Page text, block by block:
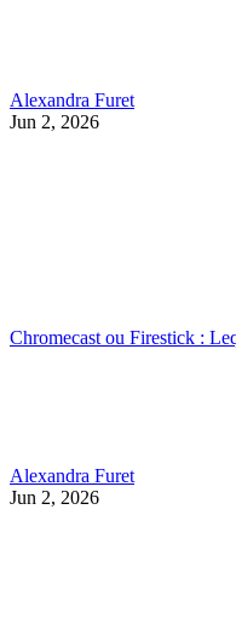
Alexandra Furet
Jun 2, 2026
Chromecast ou Firestick :
Alexandra Furet
Jun 2, 2026